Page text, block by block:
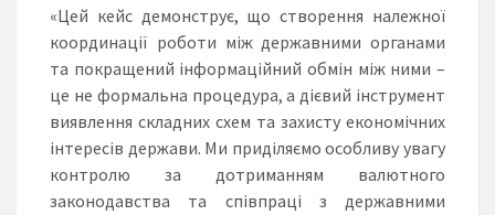
«Цей кейс демонструє, що створення належної
координації роботи між державними органами
та покращений інформаційний обмін між ними –
це не формальна процедура, а дієвий інструмент
виявлення складних схем та захисту економічних
інтересів держави. Ми приділяємо особливу увагу
контролю за дотриманням валютного
законодавства та співпраці з державними